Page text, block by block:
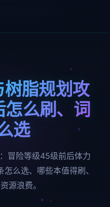
与树脂规划
树脂规划攻
怎么刷、词
选
冒险等级45级前后体力
么选、哪些本值得刷、
源浪费。